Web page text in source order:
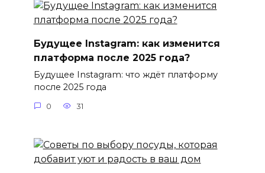
Будущее Instagram: как изменится
платформа после 2025 года?
Будущее Instagram: что ждёт платформу
после 2025 года
0 31